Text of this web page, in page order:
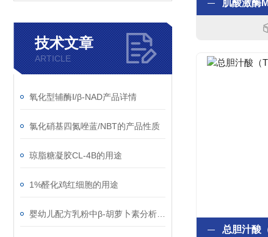
技术文章
ARTICLE
氧化型辅酶Ⅰ/β-NAD产品详情
氯化硝基四氮唑蓝/NBT的产品性质
琼脂糖凝胶CL-4B的用途
1%醛化鸡红细胞的用途